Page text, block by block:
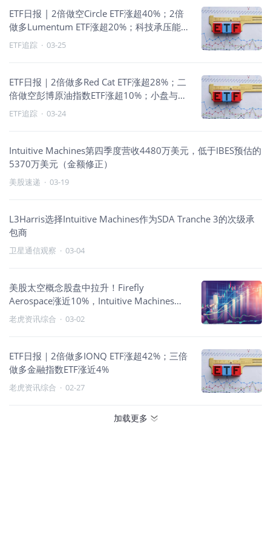
ETF日报 | 2倍做空Circle ETF涨超40%；2倍
做多Lumentum ETF涨超20%；科技承压能
源领涨
ETF追踪 · 03-25
ETF日报｜2倍做多Red Cat ETF涨超28%；二
倍做空彭博原油指数ETF涨超10%；小盘与科
技走强
ETF追踪 · 03-24
Intuitive Machines第四季度营收4480万美元，低于IBES预估的
5370万美元（金额修正）
美股速递 · 03-19
L3Harris选择Intuitive Machines作为SDA Tranche 3的次级承
包商
卫星通信观察 · 03-04
美股太空概念股盘中拉升！Firefly
Aerospace涨近10%，Intuitive Machines涨
超8%
老虎资讯综合 · 03-02
ETF日报｜2倍做多IONQ ETF涨超42%；三倍
做多金融指数ETF涨近4%
老虎资讯综合 · 02-27
加载更多